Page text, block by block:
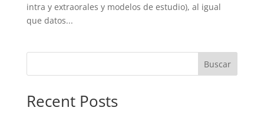
intra y extraorales y modelos de estudio), al igual
que datos...
Buscar
Recent Posts